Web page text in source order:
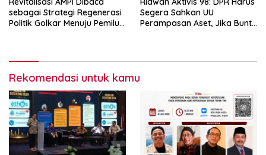
sebagai Strategi Regenerasi
Politik Golkar Menuju Pemilu
Segera Sahkan UU
Perampasan Aset, Jika Buntu
Rekomendasi untuk kamu